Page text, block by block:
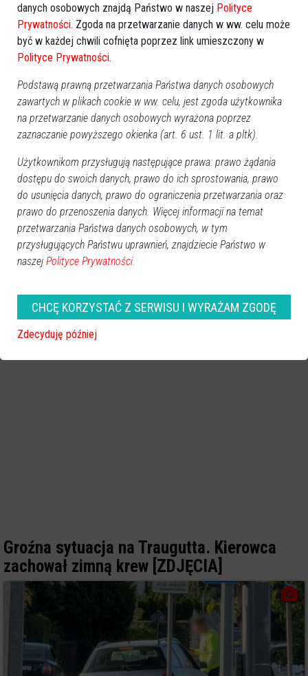
Ostrołęka
2025-09-16 10:00
Groźna sytuacja na Traugutta. Kierowca
zachował zimną krew [ZDJĘCIA]
danych osobowych znajdą Państwo w naszej Polityce
Prywatności. Zgoda na przetwarzanie danych w ww. celu może
być w każdej chwili cofnięta poprzez link umieszczony w
Polityce Prywatności.
Podstawą prawną przetwarzania Państwa danych osobowych
zawartych w plikach cookie w ww. celu, jest zgoda użytkownika
na przetwarzanie danych osobowych wyrażona poprzez
zaznaczanie powyższego okienka (art. 6 ust. 1 lit. a pltk).
Użytkownikom przysługują następujące prawa: prawo żądania
dostępu do swoich danych, prawo do ich sprostowania, prawo
do usunięcia danych, prawo do ograniczenia przetwarzania oraz
prawo do przenoszenia danych. Więcej informacji na temat
przetwarzania Państwa danych osobowych, w tym
przysługujących Państwu uprawnień, znajdziecie Państwo w
naszej Polityce Prywatności.
CHCĘ KORZYSTAĆ Z SERWISU I WYRAŻAM ZGODĘ
Zdecyduję później